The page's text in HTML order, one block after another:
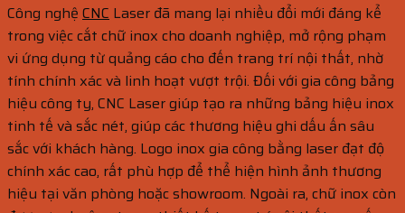
Công nghệ CNC Laser đã mang lại nhiều đổi mới đáng kể
trong việc cắt chữ inox cho doanh nghiệp, mở rộng phạm
vi ứng dụng từ quảng cáo cho đến trang trí nội thất, nhờ
tính chính xác và linh hoạt vượt trội. Đối với gia công bảng
hiệu công ty, CNC Laser giúp tạo ra những bảng hiệu inox
tinh tế và sắc nét, giúp các thương hiệu ghi dấu ấn sâu
sắc với khách hàng. Logo inox gia công bằng laser đạt độ
chính xác cao, rất phù hợp để thể hiện hình ảnh thương
hiệu tại văn phòng hoặc showroom. Ngoài ra, chữ inox còn